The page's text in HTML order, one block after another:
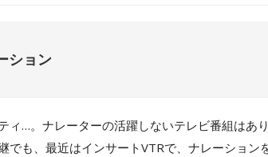
ション
ィ…。ナレーターの活躍しないテレビ番組はあ
でも、最近はインサートVTRで、ナレーション